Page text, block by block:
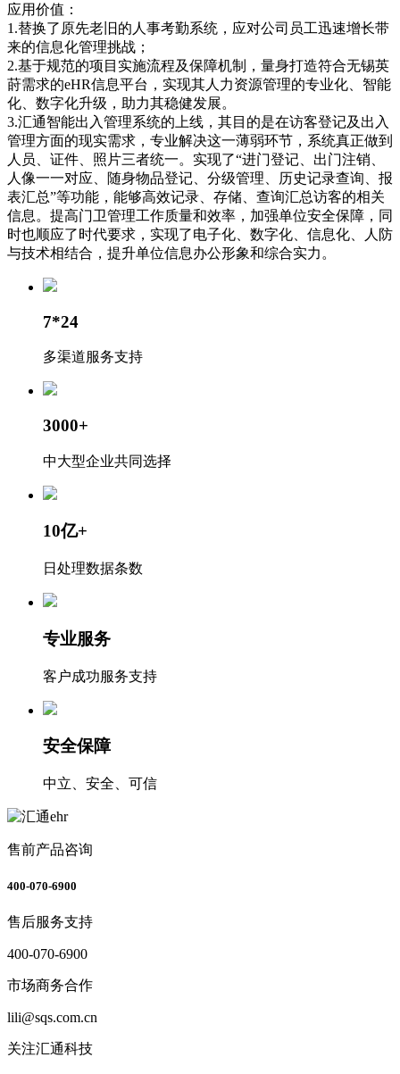
应用价值：
1.替换了原先老旧的人事考勤系统，应对公司员工迅速增长带
来的信息化管理挑战；
2.基于规范的项目实施流程及保障机制，量身打造符合无锡英
莳需求的eHR信息平台，实现其人力资源管理的专业化、智能
化、数字化升级，助力其稳健发展。
3.汇通智能出入管理系统的上线，其目的是在访客登记及出入
管理方面的现实需求，专业解决这一薄弱环节，系统真正做到
人员、证件、照片三者统一。实现了“进门登记、出门注销、
人像一一对应、随身物品登记、分级管理、历史记录查询、报
表汇总”等功能，能够高效记录、存储、查询汇总访客的相关
信息。提高门卫管理工作质量和效率，加强单位安全保障，同
时也顺应了时代要求，实现了电子化、数字化、信息化、人防
与技术相结合，提升单位信息办公形象和综合实力。
7*24
多渠道服务支持
3000+
中大型企业共同选择
10亿+
日处理数据条数
专业服务
客户成功服务支持
安全保障
中立、安全、可信
售前产品咨询
400-070-6900
售后服务支持
400-070-6900
市场商务合作
lili@sqs.com.cn
关注汇通科技